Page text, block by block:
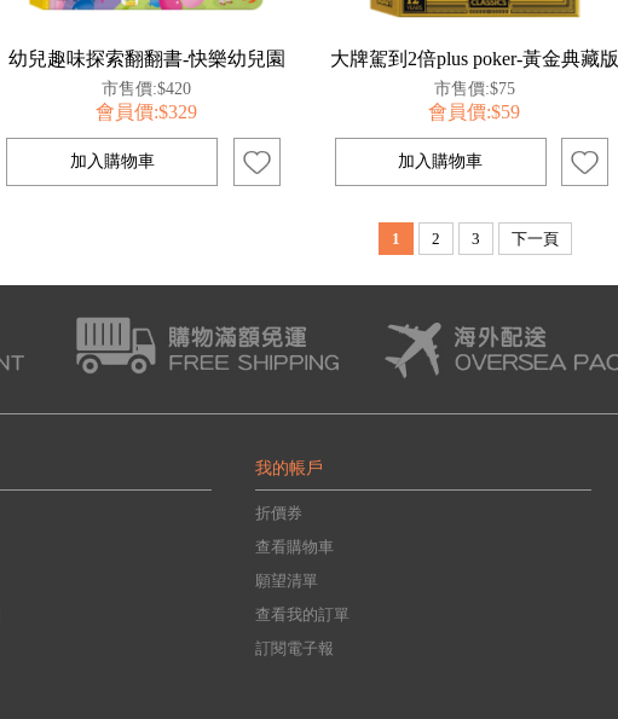
幼兒趣味探索翻翻書-快樂幼兒園
市售價:$420
會員價:$329
大牌駕到2倍plus poker-黃金典藏版
市售價:$75
會員價:$59
1 2 3 下一頁
我的帳戶
折價券
查看購物車
願望清單
查看我的訂單
訂閱電子報